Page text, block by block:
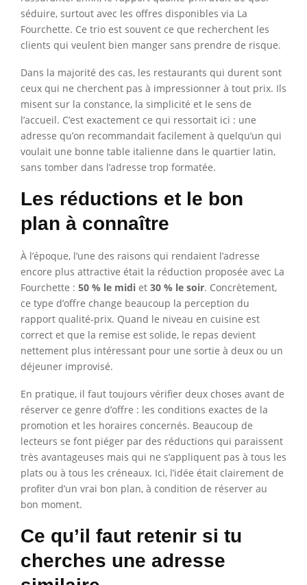
séduire, surtout avec les offres disponibles via La
Fourchette. Ce trio est souvent ce que recherchent les
clients qui veulent bien manger sans prendre de risque.
Dans la majorité des cas, les restaurants qui durent sont
ceux qui ne cherchent pas à impressionner à tout prix. Ils
misent sur la constance, la simplicité et le sens de
l’accueil. C’est exactement ce qui ressortait ici : une
adresse qu’on recommandait facilement à quelqu’un qui
voulait une bonne table italienne dans le quartier latin,
sans tomber dans l’adresse trop formatée.
Les réductions et le bon
plan à connaître
À l’époque, l’une des raisons qui rendaient l’adresse
encore plus attractive était la réduction proposée avec La
Fourchette : 50 % le midi et 30 % le soir. Concrètement,
ce type d’offre change beaucoup la perception du
rapport qualité-prix. Quand le niveau en cuisine est
correct et que la remise est solide, le repas devient
nettement plus intéressant pour une sortie à deux ou un
déjeuner improvisé.
En pratique, il faut toujours vérifier deux choses avant de
réserver ce genre d’offre : les conditions exactes de la
promotion et les horaires concernés. Beaucoup de
lecteurs se font piéger par des réductions qui paraissent
très avantageuses mais qui ne s’appliquent pas à tous les
plats ou à tous les créneaux. Ici, l’idée était clairement de
profiter d’un vrai bon plan, à condition de réserver au
bon moment.
Ce qu’il faut retenir si tu
cherches une adresse